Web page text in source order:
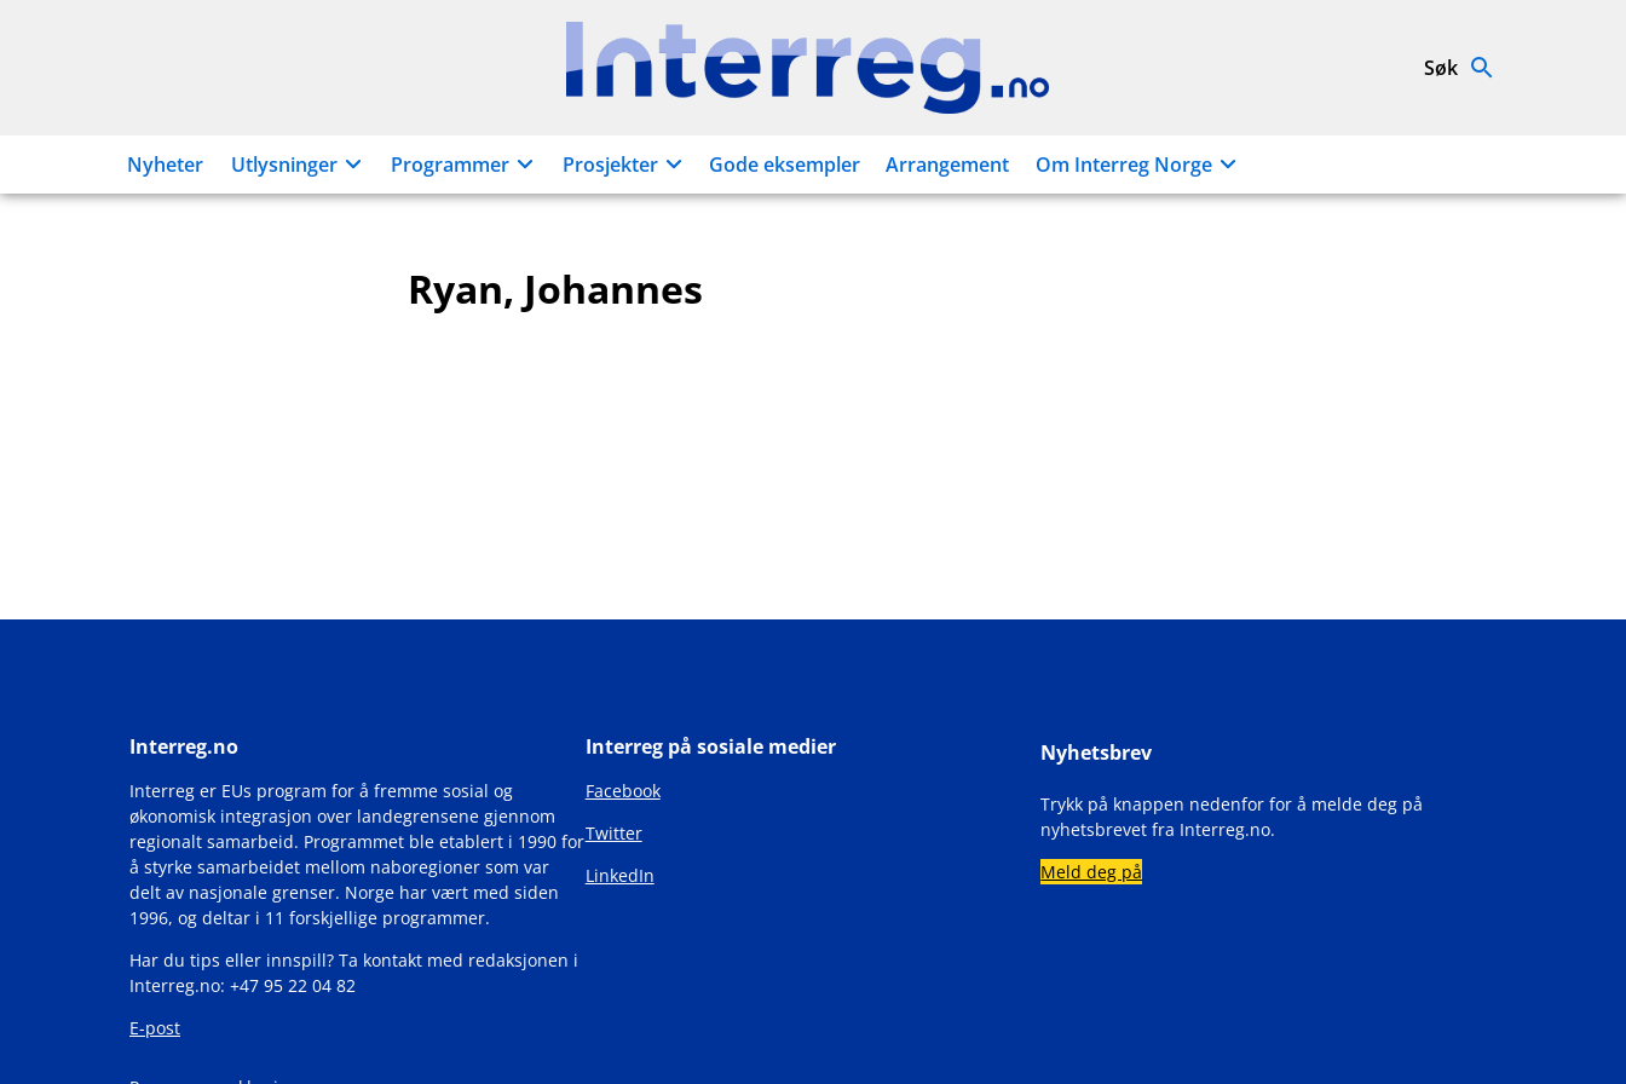
Interreg.no Søk
Nyheter Utlysninger Programmer Prosjekter Gode eksempler Arrangement Om Interreg Norge
Ryan, Johannes
Interreg.no
Interreg er EUs program for å fremme sosial og
økonomisk integrasjon over landegrensene gjennom
regionalt samarbeid. Programmet ble etablert i 1990 for
å styrke samarbeidet mellom naboregioner som var
delt av nasjonale grenser. Norge har vært med siden
1996, og deltar i 11 forskjellige programmer.
Har du tips eller innspill? Ta kontakt med redaksjonen i
Interreg.no: +47 95 22 04 82
E-post
Interreg på sosiale medier
Facebook
Twitter
LinkedIn
Nyhetsbrev
Trykk på knappen nedenfor for å melde deg på
nyhetsbrevet fra Interreg.no.
Meld deg på